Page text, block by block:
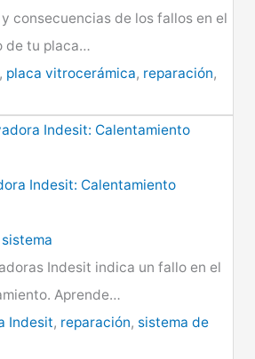
consecuencias de los fallos en el
de tu placa…
placa vitrocerámica, reparación,
Indesit: Calentamiento
Indesit indica un fallo en el
Aprende…
Indesit, reparación, sistema de